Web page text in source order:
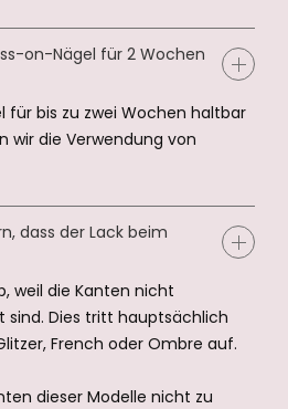
on-Nägel für 2 Wochen
für bis zu zwei Wochen haltbar
wir die Verwendung von
dass der Lack beim
weil die Kanten nicht
sind. Dies tritt hauptsächlich
French oder Ombre auf.
dieser Modelle nicht zu